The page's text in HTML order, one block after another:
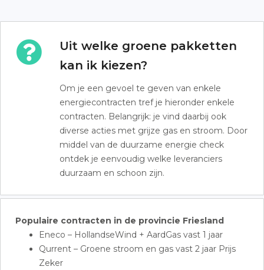
Uit welke groene pakketten
kan ik kiezen?
Om je een gevoel te geven van enkele
energiecontracten tref je hieronder enkele
contracten. Belangrijk: je vind daarbij ook
diverse acties met grijze gas en stroom. Door
middel van de duurzame energie check
ontdek je eenvoudig welke leveranciers
duurzaam en schoon zijn.
Populaire contracten in de provincie Friesland
Eneco – HollandseWind + AardGas vast 1 jaar
Qurrent – Groene stroom en gas vast 2 jaar Prijs
Zeker